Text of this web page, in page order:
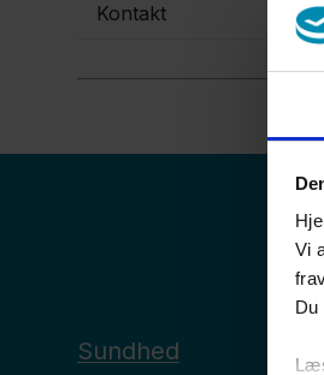
Vi
Kontakt
Sundhed